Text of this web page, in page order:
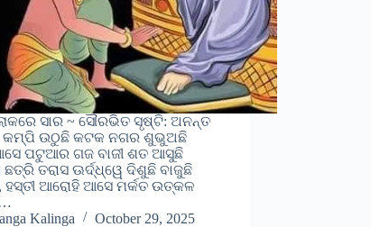
ସାର ~ ସୌରଭିତ ସୃଷ୍ଟି: ଅନନ୍ତ
କମ୍ପି ଉଠୁଛି କଟକ ନଗର ଶୁଭୁଅଛି
ପଟୁଆର ଗଜ ବାଜୀ ଶତ ଆସୁଛି
ତରାସ ଊର୍ଦ୍ଧ୍ୱେ ଦିଶୁଛି ବାଜୁଛି
ହସ୍ତୀ ଆରୋହି ଆସେ ମର୍କତ ଉତ୍କଳ
Kalinga
October 29, 2025